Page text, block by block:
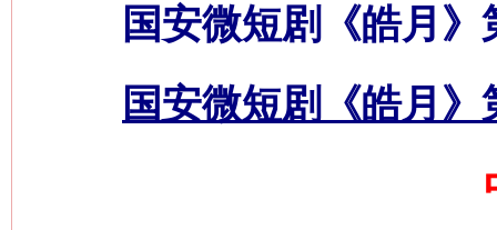
国安微短剧《皓月》
国安微短剧《皓月》